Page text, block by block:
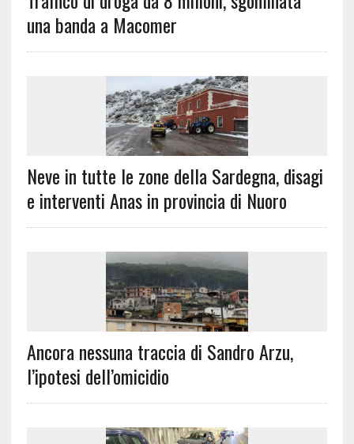
una banda a Macomer
Neve in tutte le zone della Sardegna, disagi
e interventi Anas in provincia di Nuoro
Ancora nessuna traccia di Sandro Arzu,
l’ipotesi dell’omicidio